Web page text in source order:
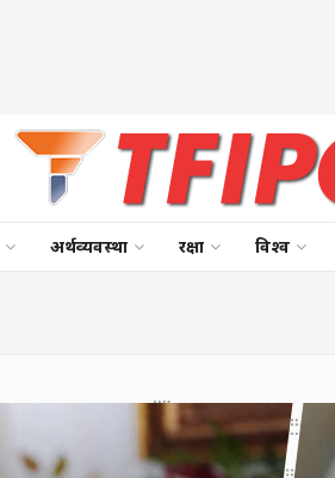
अर्थव्यवस्था रक्षा विश्व